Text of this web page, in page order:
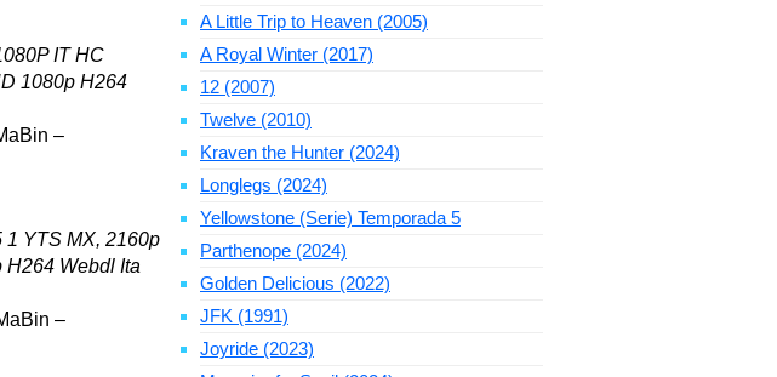
IT HC
1080p H264
–
1 YTS MX, 2160p
H264 Webdl Ita
–
A Little Trip to Heaven (2005)
A Royal Winter (2017)
12 (2007)
Twelve (2010)
Kraven the Hunter (2024)
Longlegs (2024)
Yellowstone (Serie) Temporada 5
Parthenope (2024)
Golden Delicious (2022)
JFK (1991)
Joyride (2023)